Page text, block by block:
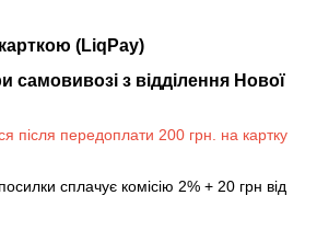
(LiqPay)
самовивозі з відділення Нової
після передоплати 200 грн. на картку
сплачує комісію 2% + 20 грн від